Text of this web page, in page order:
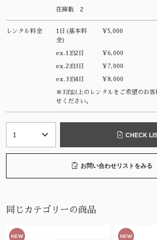
在庫数 2
レンタル料金
1日(基本料
金)
¥5,000
ex.1泊2日 ¥6,000
ex.2泊3日 ¥7,000
ex.3泊4日 ¥8,000
※3泊以上のレンタルをご希望のお客
せください。
CHECK
お問い合わせリストをみる
同じカテゴリーの商品
NEW NEW